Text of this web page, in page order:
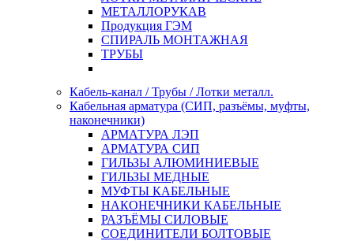
МЕТАЛЛОРУКАВ
Продукция ГЭМ
СПИРАЛЬ МОНТАЖНАЯ
ТРУБЫ
Кабель-канал / Трубы / Лотки металл.
Кабельная арматура (СИП, разъёмы, муфты,
наконечники)
АРМАТУРА ЛЭП
АРМАТУРА СИП
ГИЛЬЗЫ АЛЮМИНИЕВЫЕ
ГИЛЬЗЫ МЕДНЫЕ
МУФТЫ КАБЕЛЬНЫЕ
НАКОНЕЧНИКИ КАБЕЛЬНЫЕ
РАЗЪЁМЫ СИЛОВЫЕ
СОЕДИНИТЕЛИ БОЛТОВЫЕ